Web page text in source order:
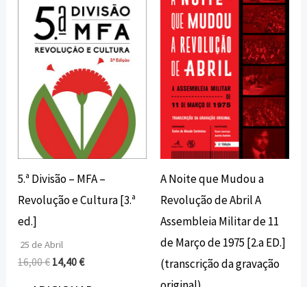
5.ª Divisão – MFA –
Revolução e Cultura [3.ª
ed.]
25 de Abril
16,00€
original
era:
16,00 €.
14,40€
atual
é:
14,40 €.
A Noite que Mudou a
Revolução de Abril A
Assembleia Militar de 11
de Março de 1975 [2.a ED.]
(transcrição da gravação
original
era:
18,00 €.
atual
16,20 €.